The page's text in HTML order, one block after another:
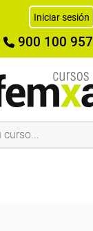
Iniciar sesión
900 100 957